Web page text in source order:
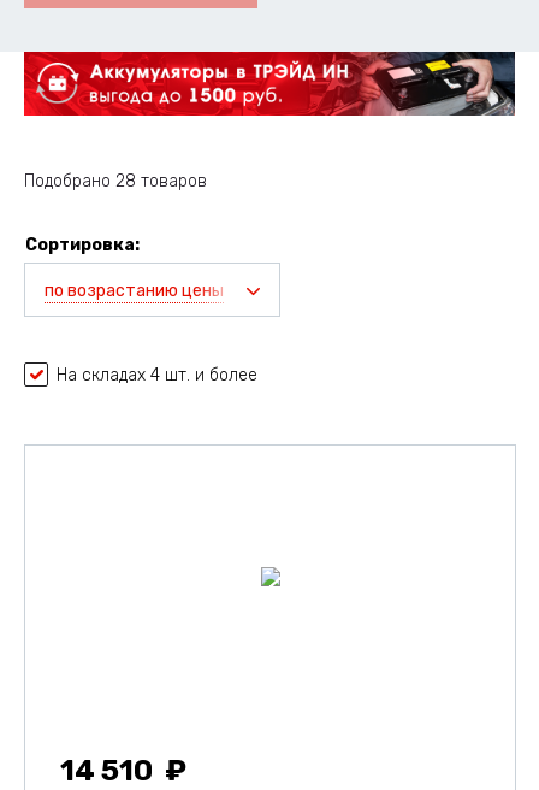
Подобрано 28 товаров
Сортировка:
по возрастанию цены
На складах 4 шт. и более
14 510